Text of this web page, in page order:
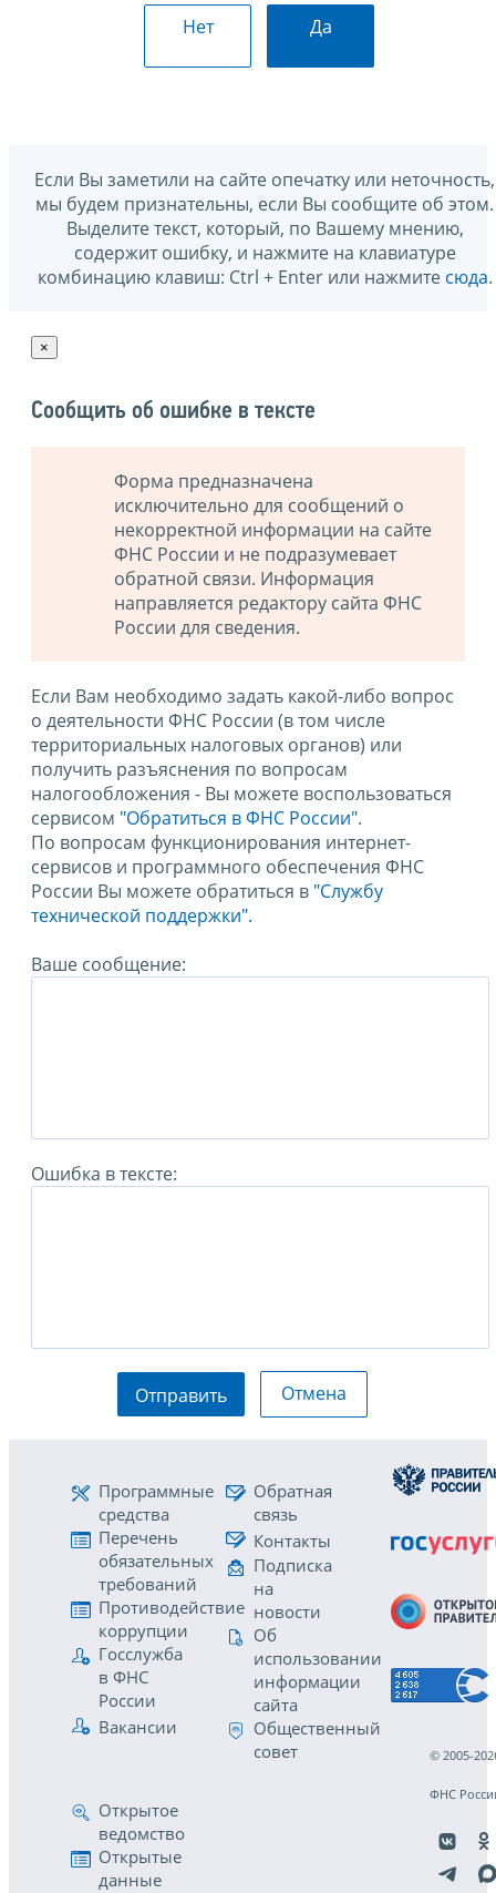
Нет Да
Если Вы заметили на сайте опечатку или неточность,
мы будем признательны, если Вы сообщите об этом.
Выделите текст, который, по Вашему мнению,
содержит ошибку, и нажмите на клавиатуре
комбинацию клавиш: Ctrl + Enter или нажмите сюда.
×
Сообщить об ошибке в тексте
Форма предназначена
исключительно для сообщений о
некорректной информации на сайте
ФНС России и не подразумевает
обратной связи. Информация
направляется редактору сайта ФНС
России для сведения.
Если Вам необходимо задать какой-либо вопрос
о деятельности ФНС России (в том числе
территориальных налоговых органов) или
получить разъяснения по вопросам
налогообложения - Вы можете воспользоваться
сервисом "Обратиться в ФНС России".
По вопросам функционирования интернет-
сервисов и программного обеспечения ФНС
России Вы можете обратиться в "Службу
технической поддержки".
Ваше сообщение:
Ошибка в тексте:
Отправить Отмена
Программные
средства
Перечень
обязательных
требований
Противодействие
коррупции
Госслужба
в ФНС
России
Вакансии
Обратная
связь
Контакты
Подписка
на
новости
Об
использовании
информации
сайта
Общественный
совет
Открытое
ведомство
Открытые
данные
© 2005-
ФНС